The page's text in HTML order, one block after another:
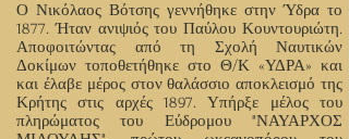
Ο Νικόλαος Βότσης γεννήθηκε στην Ύδρα το
1877. Ήταν ανιψιός του Παύλου Κουντουριώτη.
Αποφοιτώντας από τη Σχολή Ναυτικών
Δοκίμων τοποθετήθηκε στο Θ/Κ «ΥΔΡΑ» και
και έλαβε μέρος στον θαλάσσιο αποκλεισμό της
Κρήτης στις αρχές 1897. Υπήρξε μέλος του
πληρώματος του Εύδρομου "ΝΑΥΑΡΧΟΣ